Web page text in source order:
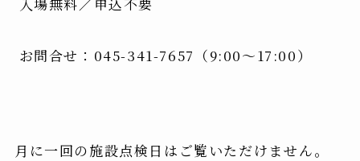
お問合せ：045-341-7657（9:00〜17:00）
︎月に一回の施設点検日はご覧いただけません。